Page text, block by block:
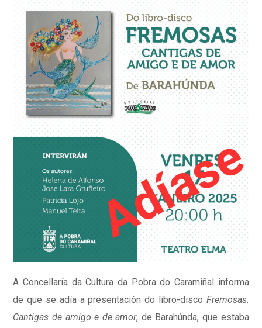
A Concellaría da Cultura da Pobra do Caramiñal informa
de que se adía a presentación do libro-disco Fremosas.
Cantigas de amigo e de amor, de Barahúnda, que estaba